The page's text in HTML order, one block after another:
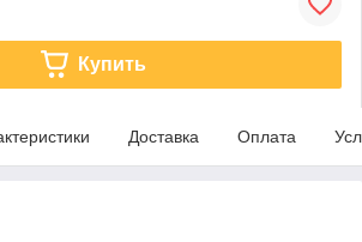
Купить
Доставка Оплата